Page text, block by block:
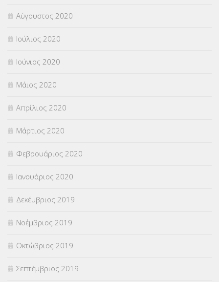
Αύγουστος 2020
Ιούλιος 2020
Ιούνιος 2020
Μάιος 2020
Απρίλιος 2020
Μάρτιος 2020
Φεβρουάριος 2020
Ιανουάριος 2020
Δεκέμβριος 2019
Νοέμβριος 2019
Οκτώβριος 2019
Σεπτέμβριος 2019